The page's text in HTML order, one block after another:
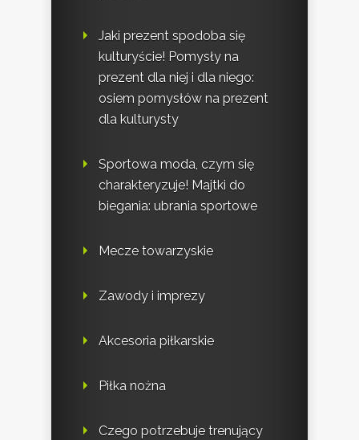
Jaki prezent spodoba się
kulturyście! Pomysły na
prezent dla niej i dla niego:
osiem pomysłów na prezent
dla kulturysty
Sportowa moda, czym się
charakteryzuje! Majtki do
biegania: ubrania sportowe
Mecze towarzyskie
Zawody i imprezy
Akcesoria piłkarskie
Piłka nożna
Czego potrzebuje trenujący